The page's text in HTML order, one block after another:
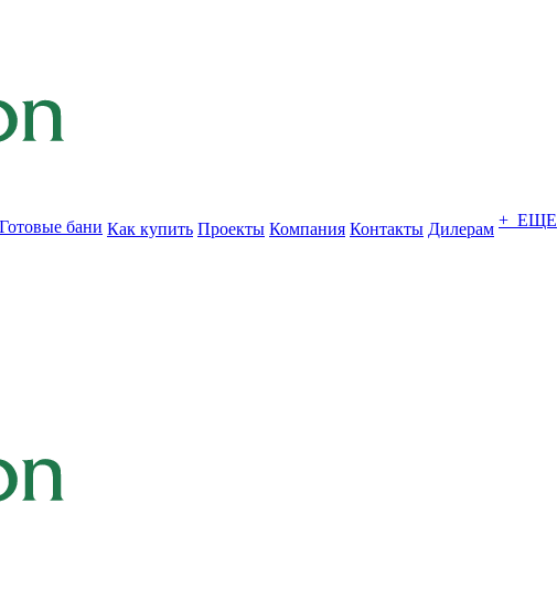
бани Как купить Проекты Компания Контакты Дилерам + ЕЩЕ